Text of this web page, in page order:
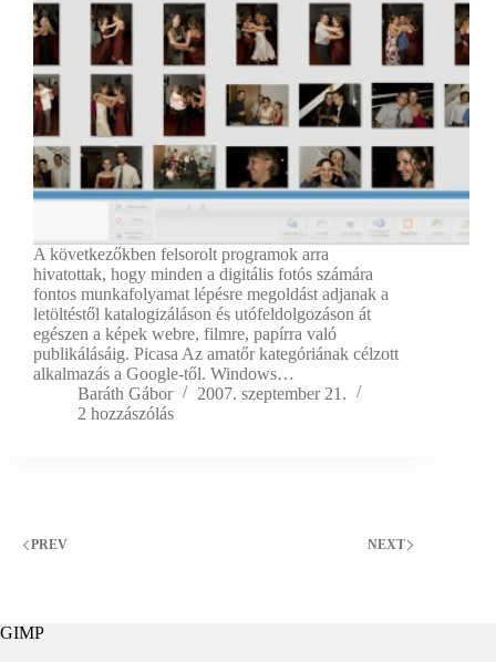
A következőkben felsorolt programok arra
hivatottak, hogy minden a digitális fotós számára
fontos munkafolyamat lépésre megoldást adjanak a
letöltéstől katalogizáláson és utófeldolgozáson át
egészen a képek webre, filmre, papírra való
publikálásáig. Picasa Az amatőr kategóriának célzott
alkalmazás a Google-től. Windows…
Baráth Gábor
2007. szeptember 21.
2 hozzászólás
PREV NEXT
GIMP